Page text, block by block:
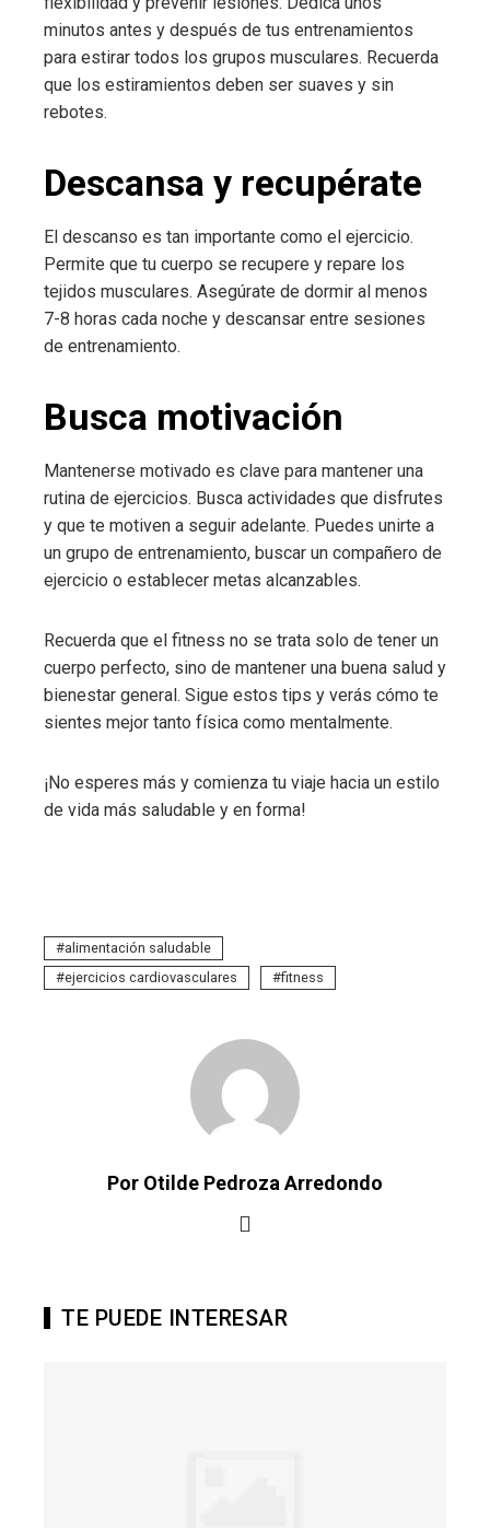
minutos antes y después de tus entrenamientos
para estirar todos los grupos musculares. Recuerda
que los estiramientos deben ser suaves y sin
rebotes.
Descansa y recupérate
El descanso es tan importante como el ejercicio.
Permite que tu cuerpo se recupere y repare los
tejidos musculares. Asegúrate de dormir al menos
7-8 horas cada noche y descansar entre sesiones
de entrenamiento.
Busca motivación
Mantenerse motivado es clave para mantener una
rutina de ejercicios. Busca actividades que disfrutes
y que te motiven a seguir adelante. Puedes unirte a
un grupo de entrenamiento, buscar un compañero de
ejercicio o establecer metas alcanzables.
Recuerda que el fitness no se trata solo de tener un
cuerpo perfecto, sino de mantener una buena salud y
bienestar general. Sigue estos tips y verás cómo te
sientes mejor tanto física como mentalmente.
¡No esperes más y comienza tu viaje hacia un estilo
de vida más saludable y en forma!
alimentación saludable
ejercicios cardiovasculares
fitness
Por Otilde Pedroza Arredondo
TE PUEDE INTERESAR